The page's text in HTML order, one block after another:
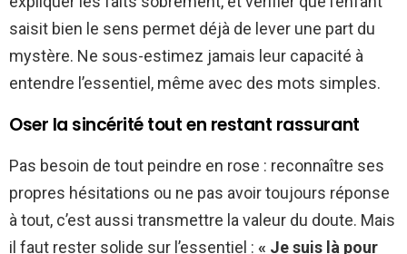
saisit bien le sens permet déjà de lever une part du
mystère. Ne sous-estimez jamais leur capacité à
entendre l’essentiel, même avec des mots simples.
Oser la sincérité tout en restant rassurant
Pas besoin de tout peindre en rose : reconnaître ses
propres hésitations ou ne pas avoir toujours réponse
à tout, c’est aussi transmettre la valeur du doute. Mais
il faut rester solide sur l’essentiel : « Je suis là pour